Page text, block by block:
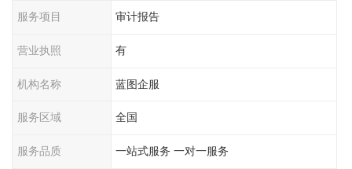
服务项目 审计报告
营业执照 有
机构名称 蓝图企服
服务区域 全国
服务品质 一站式服务 一对一服务